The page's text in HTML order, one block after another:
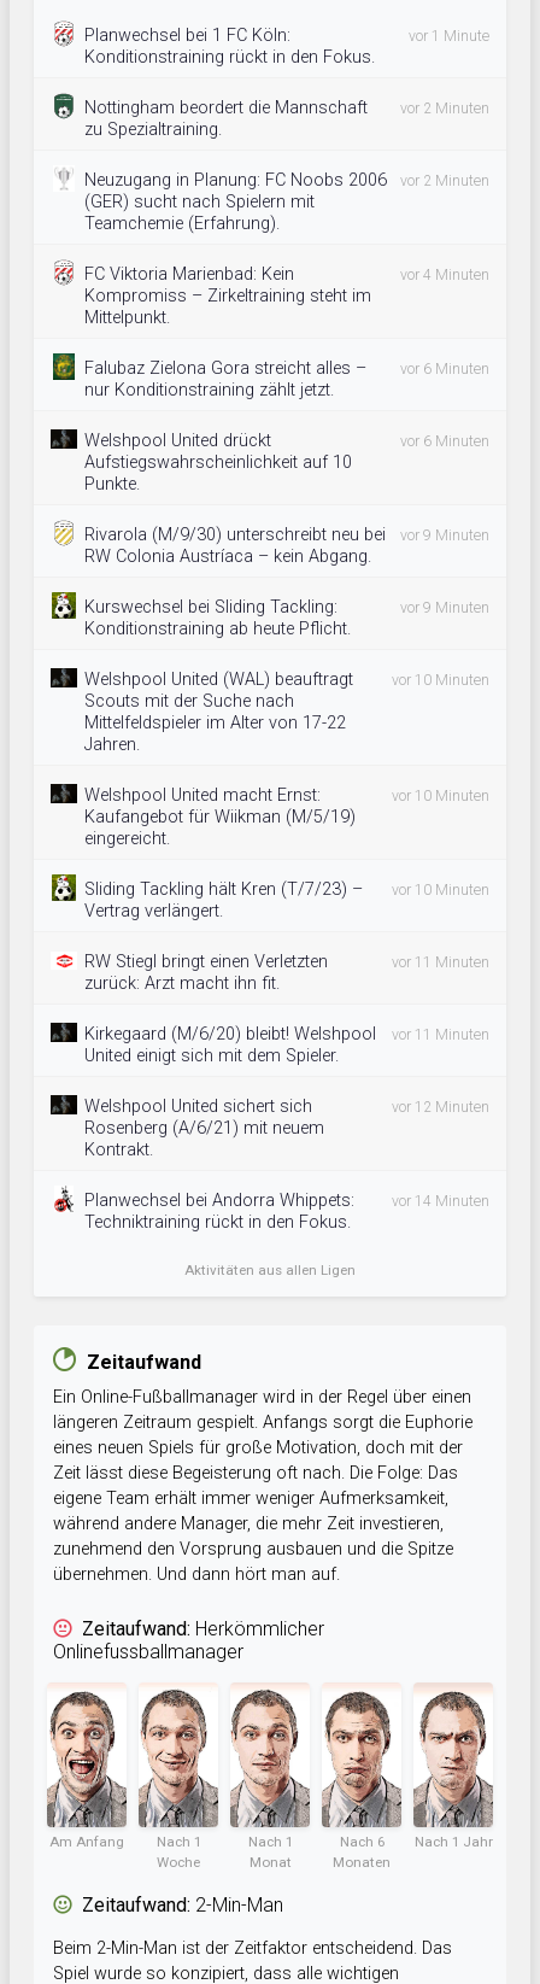
Planwechsel bei 1 FC Köln:
Konditionstraining rückt in den Fokus.
vor 1 Minute
Nottingham beordert die Mannschaft
zu Spezialtraining.
vor 2 Minuten
Neuzugang in Planung: FC Noobs 2006
(GER) sucht nach Spielern mit
Teamchemie (Erfahrung).
vor 2 Minuten
FC Viktoria Marienbad: Kein
Kompromiss – Zirkeltraining steht im
Mittelpunkt.
vor 4 Minuten
Falubaz Zielona Gora streicht alles –
nur Konditionstraining zählt jetzt.
vor 6 Minuten
Welshpool United drückt
Aufstiegswahrscheinlichkeit auf 10
Punkte.
vor 6 Minuten
Rivarola (M/9/30) unterschreibt neu bei
RW Colonia Austríaca – kein Abgang.
vor 9 Minuten
Kurswechsel bei Sliding Tackling:
Konditionstraining ab heute Pflicht.
vor 9 Minuten
Welshpool United (WAL) beauftragt
Scouts mit der Suche nach
Mittelfeldspieler im Alter von 17-22
Jahren.
vor 10 Minuten
Welshpool United macht Ernst:
Kaufangebot für Wiikman (M/5/19)
eingereicht.
vor 10 Minuten
Sliding Tackling hält Kren (T/7/23) –
Vertrag verlängert.
vor 10 Minuten
RW Stiegl bringt einen Verletzten
zurück: Arzt macht ihn fit.
vor 11 Minuten
Kirkegaard (M/6/20) bleibt! Welshpool
United einigt sich mit dem Spieler.
vor 11 Minuten
Welshpool United sichert sich
Rosenberg (A/6/21) mit neuem
Kontrakt.
vor 12 Minuten
Planwechsel bei Andorra Whippets:
Techniktraining rückt in den Fokus.
vor 14 Minuten
Aktivitäten aus allen Ligen
Zeitaufwand
Ein Online-Fußballmanager wird in der Regel über einen
längeren Zeitraum gespielt. Anfangs sorgt die Euphorie
eines neuen Spiels für große Motivation, doch mit der
Zeit lässt diese Begeisterung oft nach. Die Folge: Das
eigene Team erhält immer weniger Aufmerksamkeit,
während andere Manager, die mehr Zeit investieren,
zunehmend den Vorsprung ausbauen und die Spitze
übernehmen. Und dann hört man auf.
Zeitaufwand: Herkömmlicher
Onlinefussballmanager
Am Anfang
Nach 1
Woche
Nach 1
Monat
Nach 6
Monaten
Nach 1 Jahr
Zeitaufwand: 2-Min-Man
Beim 2-Min-Man ist der Zeitfaktor entscheidend. Das
Spiel wurde so konzipiert, dass alle wichtigen